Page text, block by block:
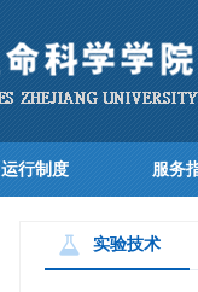
运行制度 服务
实验技术